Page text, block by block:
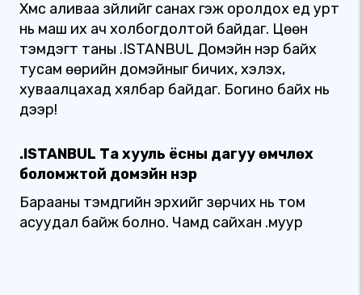
Хүмүүс аливаа зүйлийг санах гэж оролдох үед урт
нь маш их ач холбогдолтой байдаг. Цөөн
тэмдэгт таны .ISTANBUL Домэйн нэр байх
тусам өөрийн домэйныг бичих, хэлэх,
хуваалцахад хялбар байдаг. Богино байх нь
дээр!
.ISTANBUL Та хууль ёсны дагуу өмчлөх
боломжтой домэйн нэр
Барааны тэмдгийн эрхийг зөрчих нь том
асуудал байж болно. Чамд сайхан .муур